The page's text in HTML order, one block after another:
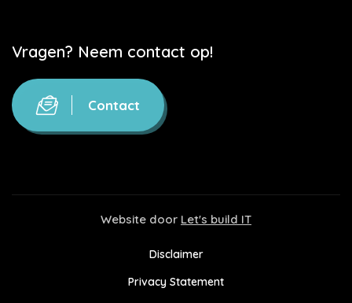
Vragen? Neem contact op!
Contact
Website door Let's build IT
Disclaimer
Privacy Statement